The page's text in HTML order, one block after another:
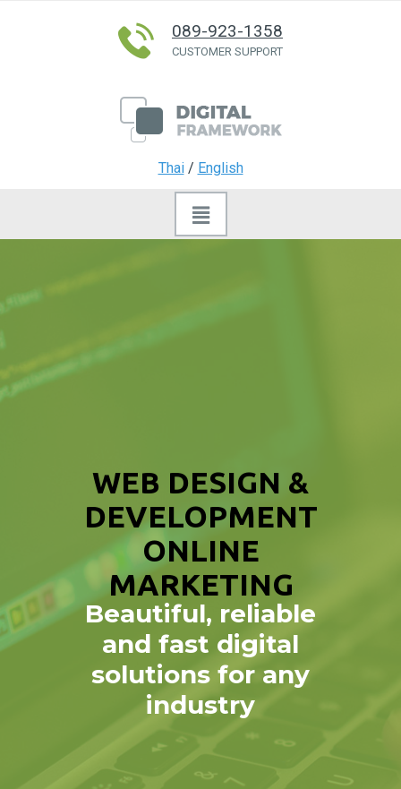
089-923-1358
CUSTOMER SUPPORT
Thai/ English
WEB DESIGN &
DEVELOPMENT
ONLINE
MARKETING
Beautiful, reliable
and fast digital
solutions for any
industry